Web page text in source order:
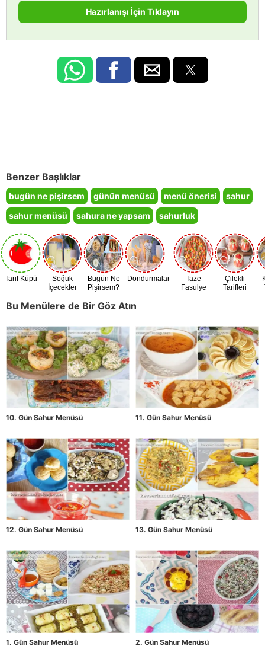
Hazırlanışı İçin Tıklayın
Benzer Başlıklar
bugün ne pişirsem günün menüsü menü önerisi
sahur
sahur menüsü
sahura ne yapsam sahurluk
Tarif Küpü
Soğuk
İçecekler
Bugün Ne
Pişirsem?
Dondurmalar
Taze
Fasulye
Çilekli
Tarifleri
Bu Menülere de Bir Göz Atın
10. Gün Sahur Menüsü 11. Gün Sahur Menüsü
12. Gün Sahur Menüsü 13. Gün Sahur Menüsü
1. Gün Sahur Menüsü 2. Gün Sahur Menüsü